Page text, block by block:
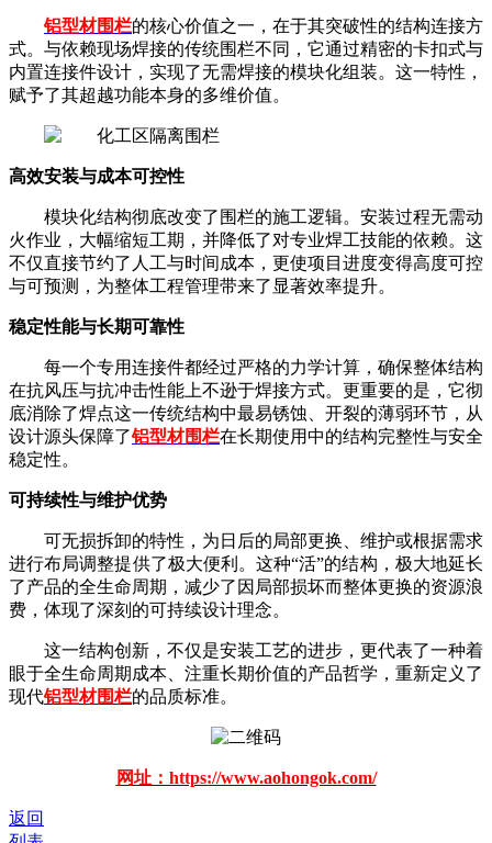
铝型材围栏的核心价值之一，在于其突破性的结构连接方
式。与依赖现场焊接的传统围栏不同，它通过精密的卡扣式与
内置连接件设计，实现了无需焊接的模块化组装。这一特性，
赋予了其超越功能本身的多维价值。
高效安装与成本可控性
模块化结构彻底改变了围栏的施工逻辑。安装过程无需动
火作业，大幅缩短工期，并降低了对专业焊工技能的依赖。这
不仅直接节约了人工与时间成本，更使项目进度变得高度可控
与可预测，为整体工程管理带来了显著效率提升。
稳定性能与长期可靠性
每一个专用连接件都经过严格的力学计算，确保整体结构
在抗风压与抗冲击性能上不逊于焊接方式。更重要的是，它彻
底消除了焊点这一传统结构中最易锈蚀、开裂的薄弱环节，从
设计源头保障了铝型材围栏在长期使用中的结构完整性与安全
稳定性。
可持续性与维护优势
可无损拆卸的特性，为日后的局部更换、维护或根据需求
进行布局调整提供了极大便利。这种“活”的结构，极大地延长
了产品的全生命周期，减少了因局部损坏而整体更换的资源浪
费，体现了深刻的可持续设计理念。
这一结构创新，不仅是安装工艺的进步，更代表了一种着
眼于全生命周期成本、注重长期价值的产品哲学，重新定义了
现代铝型材围栏的品质标准。
网址：https://www.aohongok.com/
返回